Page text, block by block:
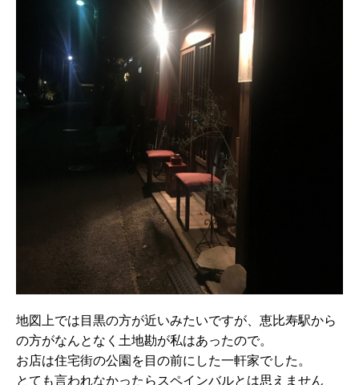
地図上では目黒の方が近いみたいですが、恵比寿駅から
の方がなんとなく土地勘が私はあったので。
お店は住宅街の公園を目の前にした一軒家でした。
とても言われなかったらスペインバルとは思えません